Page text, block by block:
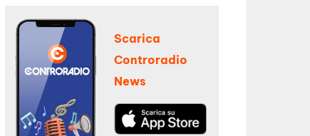
Scarica
Controradio
News